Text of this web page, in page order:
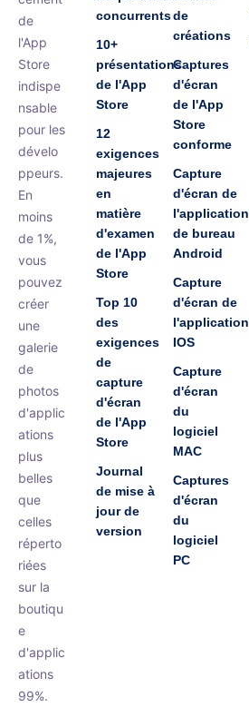
de
l'App
Store
indispe
nsable
pour les
dévelo
ppeurs.
En
moins
de 1%,
vous
pouvez
créer
une
galerie
de
photos
d'applic
ations
plus
belles
que
celles
réperto
riées
sur la
boutiqu
e
d'applic
ations
99%.
concurrents
10+
présentations
de l'App
Store
12
exigences
majeures
en
matière
d'examen
de l'App
Store
Top 10
des
exigences
de
capture
d'écran
de l'App
Store
Journal
de mise à
jour de
version
de
créations
Captures
d'écran
de l'App
Store
conforme
Capture
d'écran de
l'application
de bureau
Android
Capture
d'écran de
l'application
IOS
Capture
d'écran
du
logiciel
MAC
Captures
d'écran
du
logiciel
PC